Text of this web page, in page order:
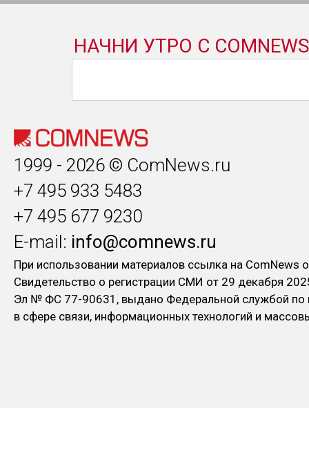
1999 - 2026 © ComNews.ru
+7 495 933 5483
+7 495 677 9230
E-mail: info@comnews.ru
При использовании материалов ссылка на ComNews
Свидетельство о регистрации СМИ от 29 декабря
Эл № ФC 77-90631, выдано Федеральной службой по
в сфере связи, информационных технологий и